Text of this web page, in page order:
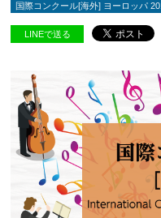
国際コンクール[海外] ヨーロッパ
LINEで送る